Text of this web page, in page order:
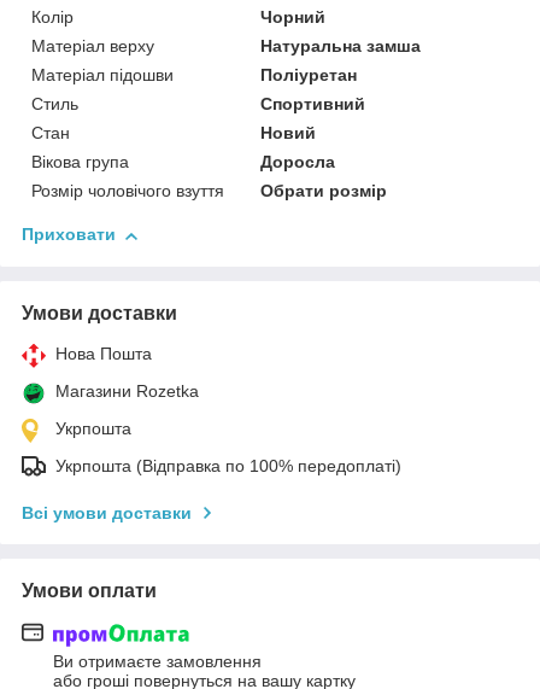
Колір
Чорний
Матеріал верху
Натуральна замша
Матеріал підошви
Поліуретан
Стиль
Спортивний
Стан
Новий
Вікова група
Доросла
Розмір чоловічого взуття
Обрати розмір
Приховати
Умови доставки
Нова Пошта
Магазини Rozetka
Укрпошта
Укрпошта (Відправка по 100% передоплаті)
Всі умови доставки
Умови оплати
Ви отримаєте замовлення
або гроші повернуться на вашу картку